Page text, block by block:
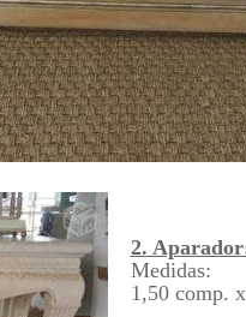
2.
Medidas:
1,50 comp.